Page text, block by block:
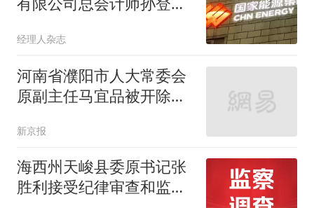
经理人杂志
河南省濮阳市人大常委会
原副主任马宜品被开除党
新京报
海西州天峻县委原书记张
胜利接受纪律审查和监察